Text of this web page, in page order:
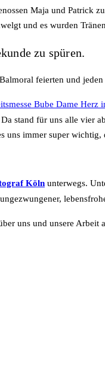
Maja und Patrick
und es wurden
zu spüren.
feierten und
Bube Dame Herz
stand für uns alle vier
uns immer super
Köln unterwegs.
uns und unsere